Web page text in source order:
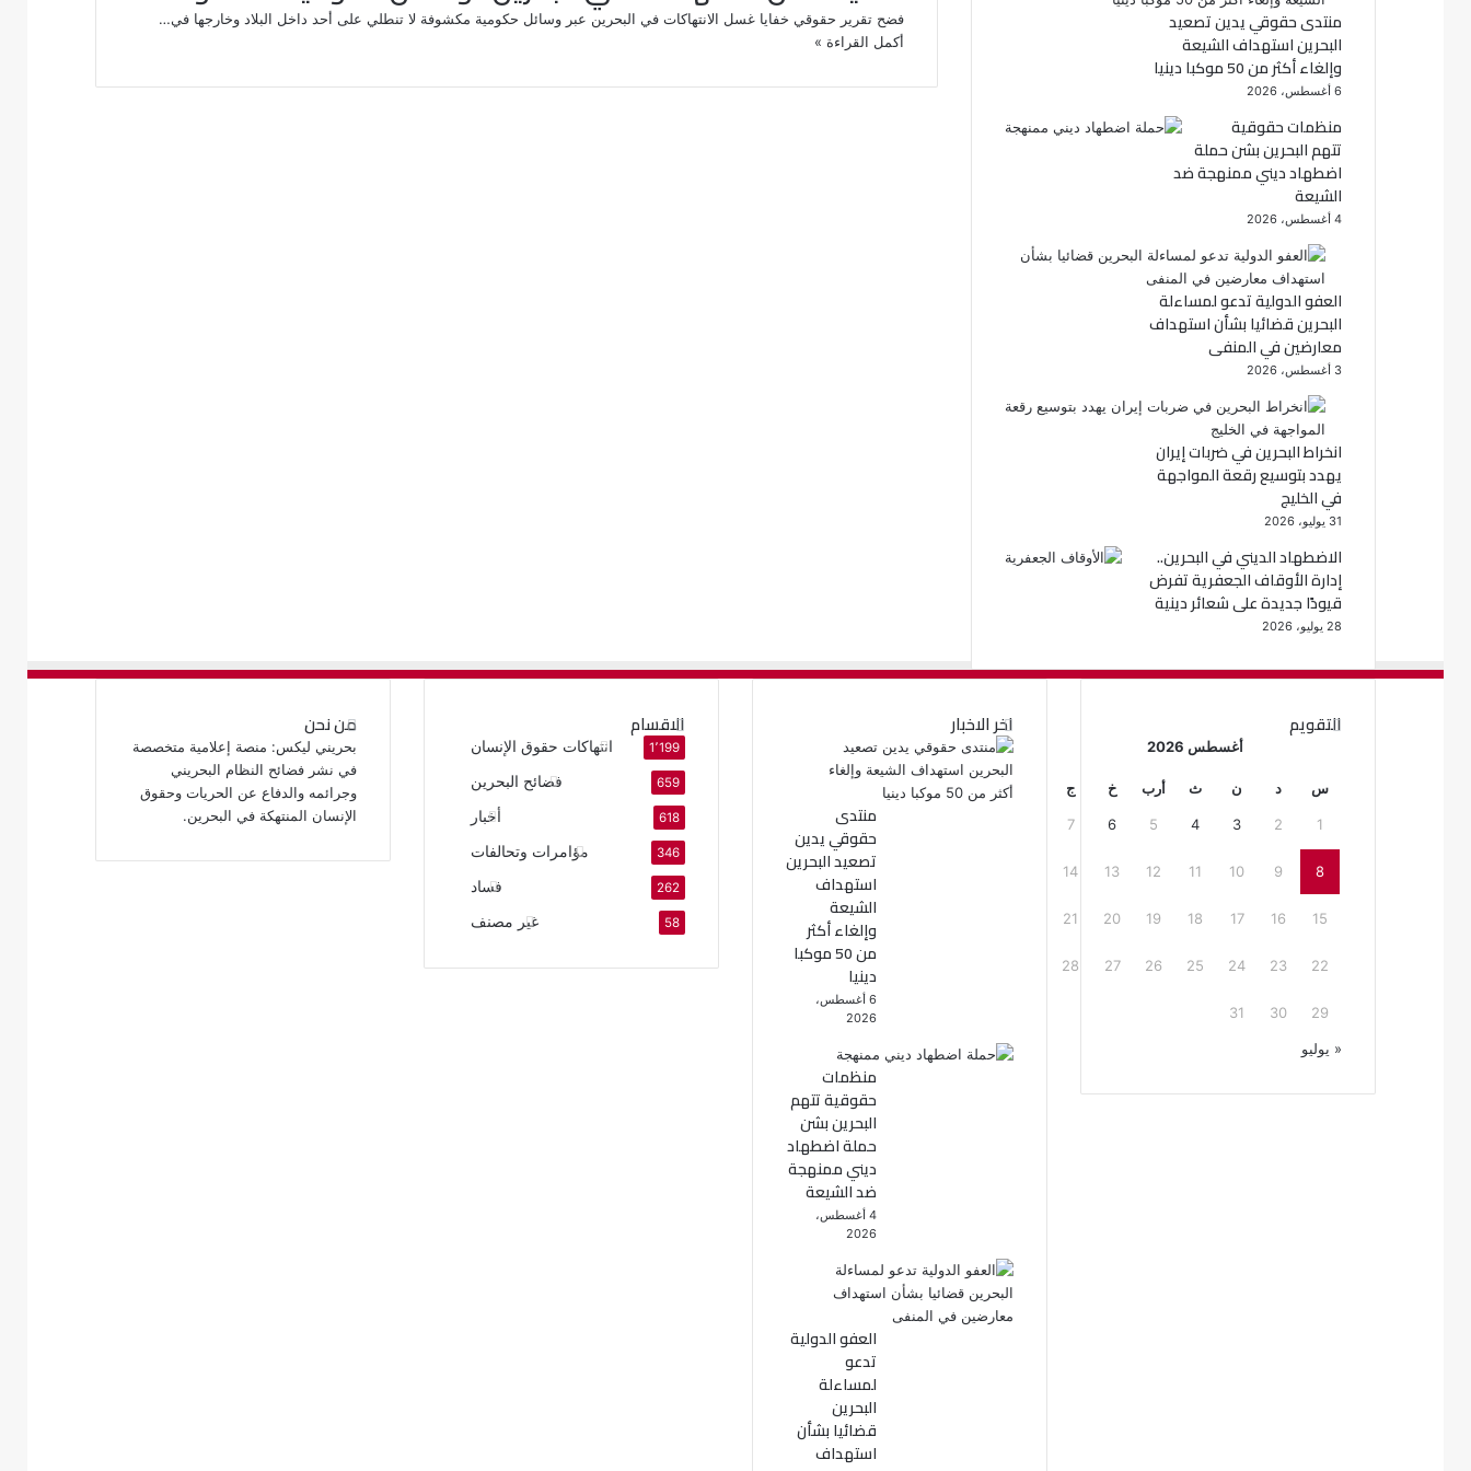
فضح تقرير حقوقي خفايا غسل الانتهاكات في البحرين عبر وسائل حكومية مكشوفة لا تنطلي على أحد داخل البلاد وخارجها في…
أكمل القراءة »
منتدى حقوقي يدين تصعيد
البحرين استهداف الشيعة
وإلغاء أكثر من 50 موكبا دينيا
6 أغسطس، 2026
منظمات حقوقية
تتهم البحرين بشن حملة
اضطهاد ديني ممنهجة ضد
الشيعة
4 أغسطس، 2026
العفو الدولية تدعو لمساءلة
البحرين قضائيا بشأن استهداف
معارضين في المنفى
3 أغسطس، 2026
انخراط البحرين في ضربات إيران
يهدد بتوسيع رقعة المواجهة
في الخليج
31 يوليو، 2026
الاضطهاد الديني في البحرين..
إدارة الأوقاف الجعفرية تفرض
قيودًا جديدة على شعائر دينية
28 يوليو، 2026
من نحن
بحريني ليكس: منصة إعلامية متخصصة
في نشر فضائح النظام البحريني
وجرائمه والدفاع عن الحريات وحقوق
الإنسان المنتهكة في البحرين.
الاقسام
انتهاكات حقوق الإنسان 1٬199
فضائح البحرين 659
أخبار 618
مؤامرات وتحالفات 346
فساد 262
غير مصنف 58
اخر الاخبار
منتدى
حقوقي يدين
تصعيد البحرين
استهداف
الشيعة
وإلغاء أكثر
من 50 موكبا
دينيا
6 أغسطس،
2026
منظمات
حقوقية تتهم
البحرين بشن
حملة اضطهاد
ديني ممنهجة
ضد الشيعة
4 أغسطس،
2026
العفو الدولية
تدعو
لمساءلة
البحرين
قضائيا بشأن
استهداف
التقويم
أغسطس 2026
س د ن ث أرب خ ج
1
2
3
4
5
6
7
8
9
10
11
12
13
14
15
16
17
18
19
20
21
22
23
24
25
26
27
28
29
30
31
« يوليو